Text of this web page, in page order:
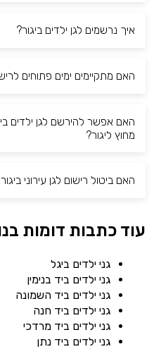
איך נרשמים לגן ילדים ביגור?
האם מתקיימים ימים פתוחים
האם אפשר להירשם לגן ילדים
מחוץ ליגור?
האם ביטול רישום לגן עירוני
עוד כתבות דומות
גני ילדים ביגל
גני ילדים ביד בנימין
גני ילדים ביד השמונה
גני ילדים ביד חנה
גני ילדים ביד מרדכי
גני ילדים ביד נתן